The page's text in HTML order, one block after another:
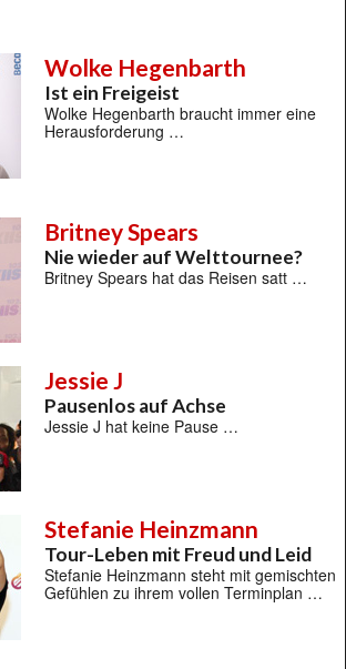
Wolke Hegenbarth
Ist ein Freigeist
Wolke Hegenbarth braucht immer eine
Herausforderung …
Britney Spears
Nie wieder auf Welttournee?
Britney Spears hat das Reisen satt …
Jessie J
Pausenlos auf Achse
Jessie J hat keine Pause …
Stefanie Heinzmann
Tour-Leben mit Freud und Leid
Stefanie Heinzmann steht mit gemischten
Gefühlen zu ihrem vollen Terminplan …